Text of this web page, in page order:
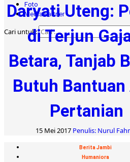
Foto
Media Partner
Cari untuk:
Daryati Uteng:
di Terjun
Betara, Tanjab
Butuh Bantuan
Pertanian
15 Mei 2017 Penulis: Nurul
Berita Jambi
Humaniora